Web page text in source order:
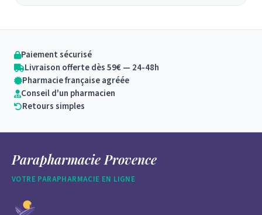
Paiement sécurisé
Livraison offerte dès 59€ — 24-48h
Pharmacie française agréée
Conseil d'un pharmacien
Retours simples
Parapharmacie Provence
VOTRE PARAPHARMACIE EN LIGNE